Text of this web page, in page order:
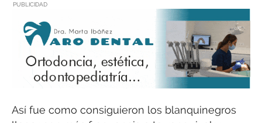
PUBLICIDAD
Así fue como consiguieron los blanquinegros